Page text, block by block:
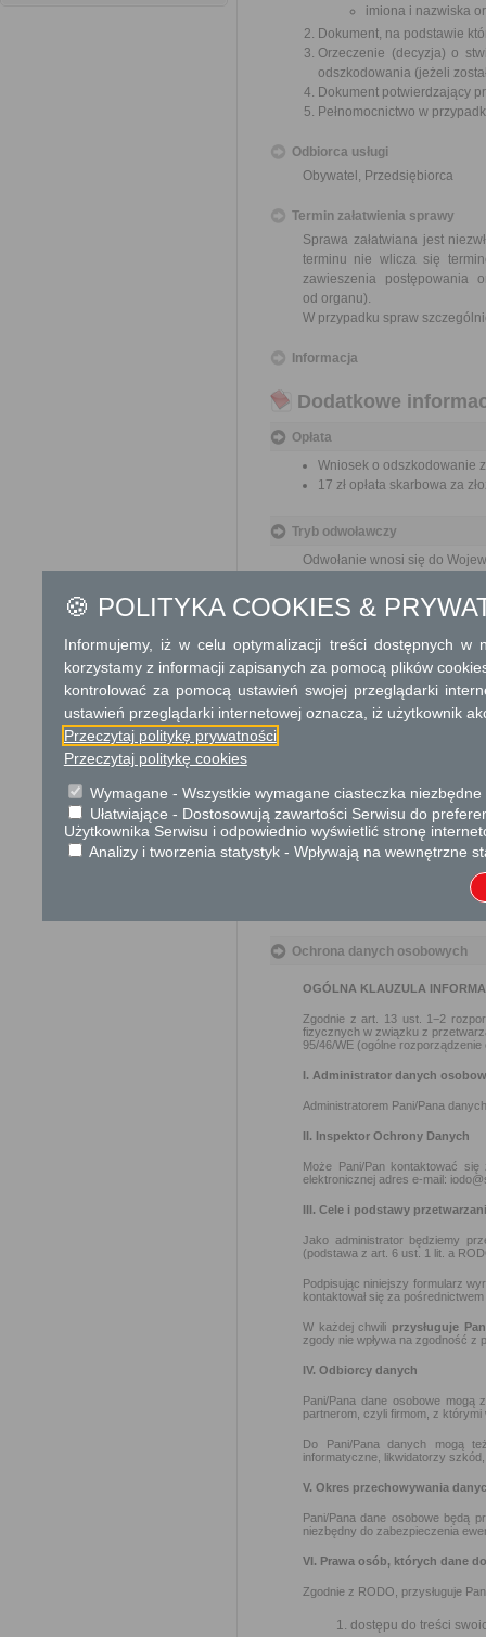
imiona i nazwiska
Dokument, na podstawie
Orzeczenie (decyzja) o
odszkodowania (jeżeli
Dokument potwierdzający
Pełnomocnictwo w
Odbiorca usługi
Obywatel, Przedsiębiorca
Termin załatwienia sprawy
Sprawa załatwiana jest
terminu nie wlicza się
zawieszenia postępowania
od organu).
W przypadku spraw
Informacja
Dodatkowe
Opłata
Wniosek o odszkodowanie
17 zł opłata skarbowa za
Tryb odwoławczy
Odwołanie wnosi się do
placówce pocztowej
Skargi i wnioski
Przedmiotem skargi może
ich pracowników, naruszenie
spraw.
miesiąca.
Podstawa prawna
Ustawa z dnia 14
Ustawa z dnia 21
Ustawa z dnia 21
Ochrona danych osobowych
OGÓLNA KLAUZULA
Zgodnie z art. 13 ust. 1−2
fizycznych w związku z
95/46/WE (ogólne
I. Administrator danych
Administratorem Pani/Pana
II. Inspektor Ochrony Danych
Może Pani/Pan kontaktować
elektronicznej adres e-mail:
III. Cele i podstawy
Jako administrator będziemy
(podstawa z art. 6 ust. 1 lit. a
Podpisując niniejszy formularz
kontaktował się za
W każdej chwili przysługuje
zgody nie wpływa na zgodność z
IV. Odbiorcy danych
Pani/Pana dane osobowe mogą
partnerom, czyli firmom, z którymi
Do Pani/Pana danych mogą
informatyczne, likwidatorzy
V. Okres przechowywania
Pani/Pana dane osobowe będą
niezbędny do zabezpieczenia
VI. Prawa osób, których dane
Zgodnie z RODO, przysługuje
dostępu do treści
🍪 POLITYKA COOKIES &
Informujemy, iż w celu optymalizacji treści dostępnych w
korzystamy z informacji zapisanych za pomocą plików
kontrolować za pomocą ustawień swojej przeglądarki
ustawień przeglądarki internetowej oznacza, iż użytkownik
Przeczytaj politykę prywatności
Przeczytaj politykę cookies
Wymagane - Wszystkie wymagane ciasteczka
Ułatwiające - Dostosowują zawartości Serwisu do
Użytkownika Serwisu i odpowiednio wyświetlić stronę
Analizy i tworzenia statystyk - Wpływają na wewnętrzne